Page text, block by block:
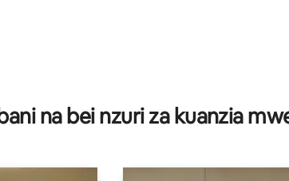
na bei nzuri za kuanzia